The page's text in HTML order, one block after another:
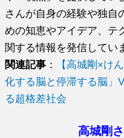
さんが自身の経験や独自
めの知恵やアイデア、テ
関する情報を発信してい
関連記事 ：
【高城剛×け
化する脳と停滞する脳」
る超格差社会
高城剛